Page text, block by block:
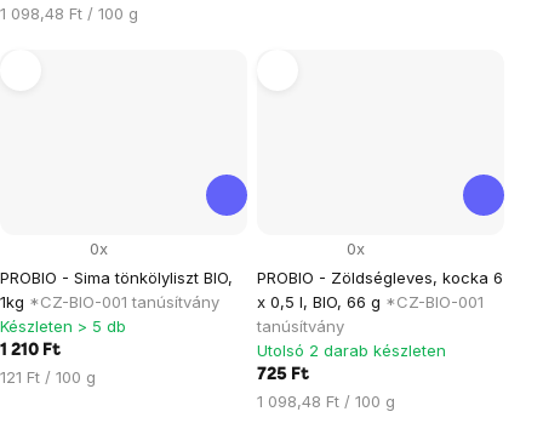
Egységár:
1 098,48 Ft / 100 g
PROBIO - Sima tönkölyliszt BIO,
1kg *CZ-BIO-001 tanúsítvány
0x
Készleten > 5 db
1 210 Ft
Egységár:
121 Ft / 100 g
PROBIO - Zöldségleves, kocka 6
x 0,5 l, BIO, 66 g *CZ-BIO-001
tanúsítvány
0x
Utolsó 2 darab készleten
725 Ft
Egységár:
1 098,48 Ft / 100 g